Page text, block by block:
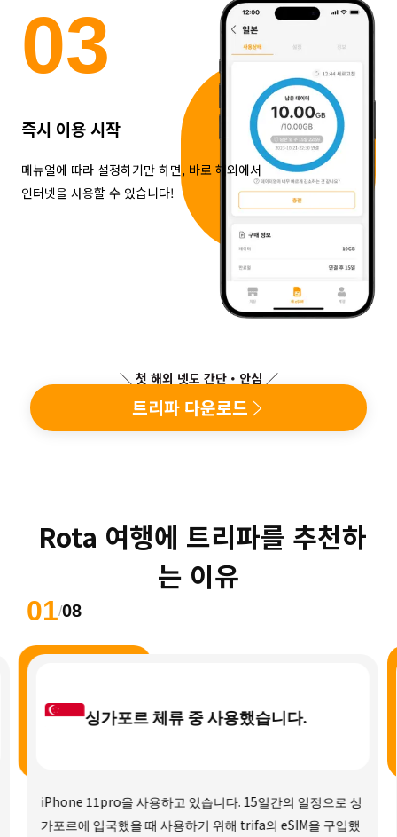
03
즉시 이용 시작
메뉴얼에 따라 설정하기만 하면, 바로 해외에서
인터넷을 사용할 수 있습니다!
＼ 첫 해외 넷도 간단・안심 ／
트리파 다운로드
는 이유
01/08
싱가포르 체류 중 사용했습니다.
iPhone 11pro을 사용하고 있습니다. 15일간의 일정으로 싱
가포르에 입국했을 때 사용하기 위해 trifa의 eSIM을 구입했